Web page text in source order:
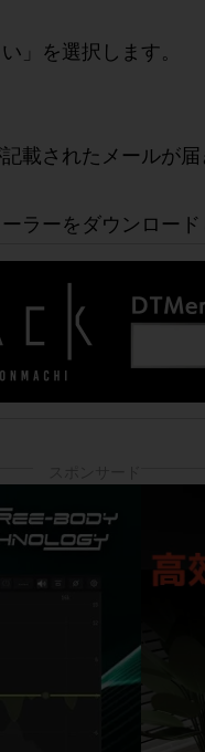
」を選択します。
載されたメールが届
ラーをダウンロード